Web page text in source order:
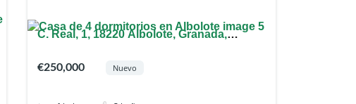
C. Real, 1, 18220 Albolote, Granada,
€250,000 Nuevo